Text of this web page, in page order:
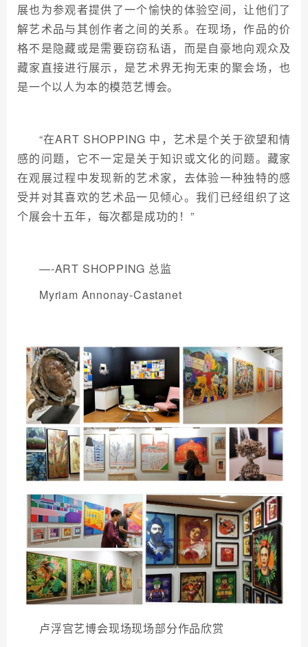
展也为参观者提供了一个愉快的体验空间，让他们了
解艺术品与其创作者之间的关系。在现场，作品的价
格不是隐藏或是需要窃窃私语，而是自豪地向观众及
藏家直接进行展示，是艺术界无拘无束的聚会场，也
是一个以人为本的模范艺博会。
“在ART SHOPPING 中，艺术是个关于欲望和情
感的问题，它不一定是关于知识或文化的问题。藏家
在观展过程中发现新的艺术家，去体验一种独特的感
受并对其喜欢的艺术品一见倾心。我们已经组织了这
个展会十五年，每次都是成功的！”
—-ART SHOPPING 总监
Myriam Annonay-Castanet
卢浮宫艺博会现场现场部分作品欣赏